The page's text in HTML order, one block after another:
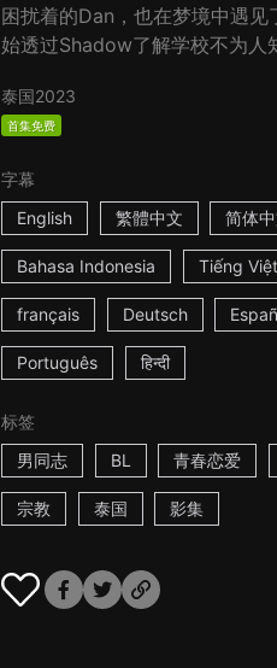
困扰着的Dan，也在梦境中遇
始透过Shadow了解学校不为人
泰国2023
首集免费
字幕
English
繁體中文 简体
Bahasa Indonesia Tiếng Việt
français Deutsch
Português हिन्दी
标签
男同志
BL 青春恋爱
宗教 泰国 影集